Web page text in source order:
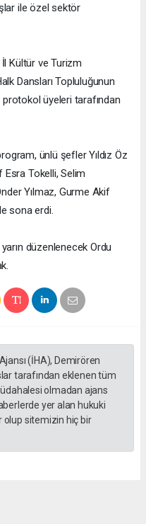
ile özel sektör
Kültür ve Turizm
Dansları Topluluğunun
protokol üyeleri tarafından
ünlü şefler Yıldız Öz
Tokelli, Selim
Yılmaz, Gurme Akif
sona erdi.
düzenlenecek Ordu
(İHA), Demirören
tarafından eklenen tüm
olmadan ajans
yer alan hukuki
olup sitemizin hiç bir